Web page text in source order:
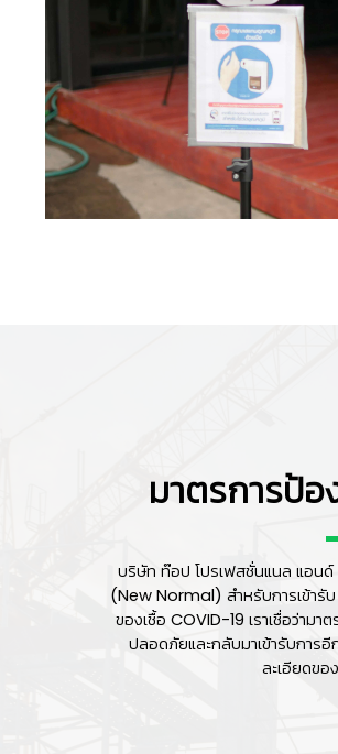
มาตรการป้อ
บริษัท ท๊อป โปรเฟสชั่นแนล แอน
(New Normal) สำหรับการเข้ารับ
ของเชื้อ COVID-19 เราเชื่อว่ามา
ปลอดภัยและกลับมาเข้ารับการอี
ละเอียดข